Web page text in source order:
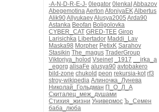
-A-N-D-R-E-J- 0legator 0lenkaI Abbazov
AbegemotinaAerton AfoniyaEKAlbertus
Alik90AllyukaevAlusya2005 Arda90
Astanka Beofan Boligolovka
CYBER_CAT GRED-TEE Girop
Larisichka Libertador Maddi_Lav
Maska98 Morpher PetixK Sarahov
Stasikin The_magus TraderGroup
Viktoriya_holod Vseinet _1917
__irka_a
_egorg alisaFe alusya90 avtobakero
bild-zone chukold peon rekursia-kot rf3
stroy-wikipedia Алиночка_Лунева
Николай_Гольдман П_О_Л_А
Скиталец_меж_душами
Стихия_жизни Универмос Ъ_Семен
баба_люба